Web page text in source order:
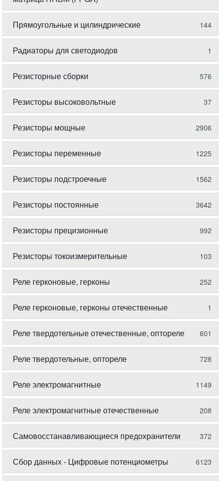
Прямоугольные и цилиндрические 144
Радиаторы для светодиодов 1
Резисторные сборки 576
Резисторы высоковольтные 37
Резисторы мощные 2906
Резисторы переменные 1225
Резисторы подстроечные 1562
Резисторы постоянные 3642
Резисторы прецизионные 992
Резисторы токоизмерительные 103
Реле герконовые, герконы 252
Реле герконовые, герконы отечественные 1
Реле твердотельные отечественные, оптореле 601
Реле твердотельные, оптореле 728
Реле электромагнитные 1149
Реле электромагнитные отечественные 208
Самовосстанавливающиеся предохранители 372
Сбор данных - Цифровые потенциометры 6123